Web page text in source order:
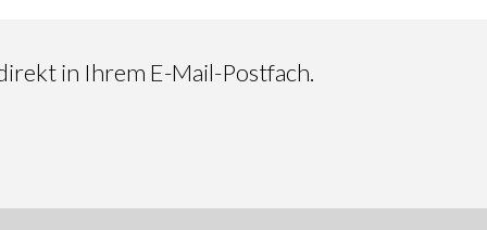
in Ihrem E-Mail-Postfach.